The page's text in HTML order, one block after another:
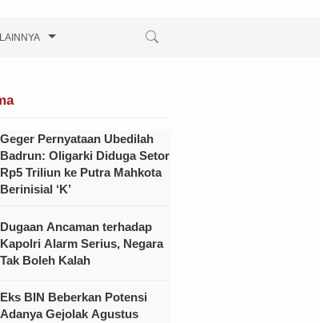
LAINNYA
Geger Pernyataan Ubedilah
Badrun: Oligarki Diduga Setor
Rp5 Triliun ke Putra Mahkota
Berinisial ‘K’
Dugaan Ancaman terhadap
Kapolri Alarm Serius, Negara
Tak Boleh Kalah
Eks BIN Beberkan Potensi
Adanya Gejolak Agustus